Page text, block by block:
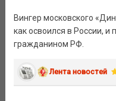
Вингер московского
как освоился в России, и
гражданином РФ.
Лента новостей